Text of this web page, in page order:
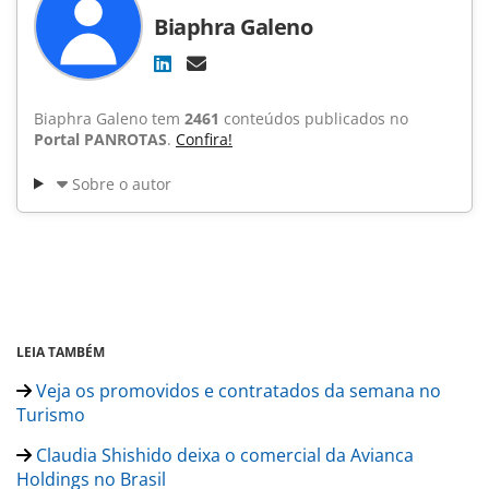
Biaphra Galeno
Biaphra Galeno tem 2461 conteúdos publicados no
Portal PANROTAS. Confira!
Sobre o autor
LEIA TAMBÉM
Veja os promovidos e contratados da semana no
Turismo
Claudia Shishido deixa o comercial da Avianca
Holdings no Brasil